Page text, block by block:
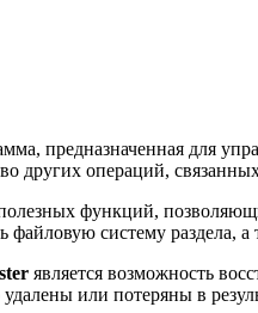
предназначенная для
других операций,
функций,
файловую систему
является возможность
или потеряны в